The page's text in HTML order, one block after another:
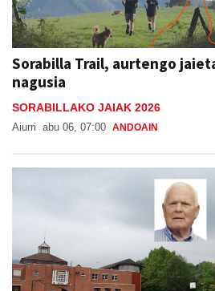
Sorabilla Trail, aurtengo
nagusia
SORABILLAKO JAIAK 2026
Aiurri abu 06, 07:00 ANDOAIN